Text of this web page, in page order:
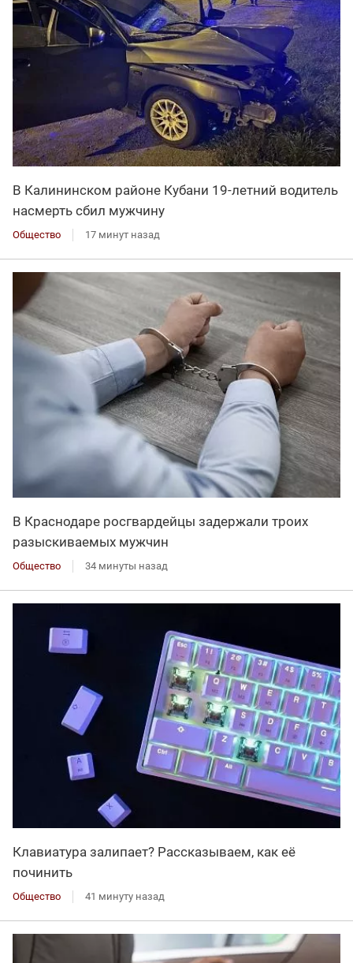
В Калининском районе Кубани 19-летний водитель
насмерть сбил мужчину
Общество 17 минут назад
В Краснодаре росгвардейцы задержали троих
разыскиваемых мужчин
Общество 34 минуты назад
Клавиатура залипает? Рассказываем, как её
починить
Общество 41 минуту назад